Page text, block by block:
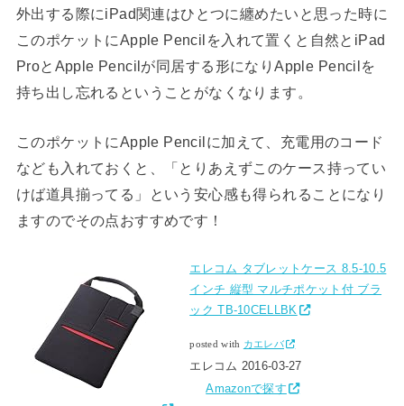
外出する際にiPad関連はひとつに纏めたいと思った時に
このポケットにApple Pencilを入れて置くと自然とiPad
ProとApple Pencilが同居する形になりApple Pencilを
持ち出し忘れるということがなくなります。
このポケットにApple Pencilに加えて、充電用のコード
なども入れておくと、「とりあえずこのケース持ってい
けば道具揃ってる」という安心感も得られることになり
ますのでその点おすすめです！
エレコム タブレットケース 8.5-10.5
インチ 縦型 マルチポケット付 ブラ
ック TB-10CELLBK
posted with カエレバ
エレコム 2016-03-27
Amazonで探す